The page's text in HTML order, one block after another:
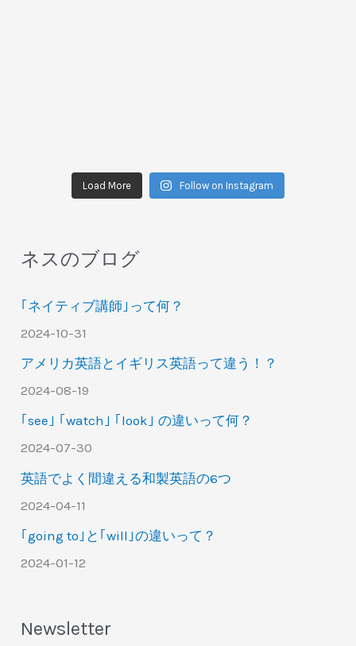
Load More Follow on Instagram
ネスのブログ
｢ネイティブ講師｣って何？
2024-10-31
アメリカ英語とイギリス英語って違う！？
2024-08-19
｢see｣ ｢watch｣ ｢look｣ の違いって何？
2024-07-30
英語でよく間違える和製英語の6つ
2024-04-11
｢going to｣と｢will｣の違いって？
2024-01-12
Newsletter